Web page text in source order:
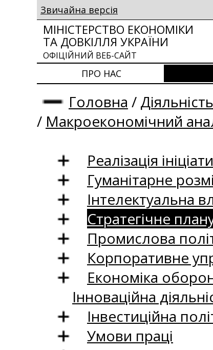
Звичайна версія
МІНІСТЕРСТВО ЕКОНОМІКИ
ТА ДОВКІЛЛЯ УКРАЇНИ
ОФІЦІЙНИЙ ВЕБ-САЙТ
ПРО НАС
Головна / Діяльність
/ Макроекономічний
Реалізація
Гуманітарне
Інтелектуальна
Стратегічне
Промислова
Корпоративне
Економіка
Інноваційна
Інвестиційна
Умови праці